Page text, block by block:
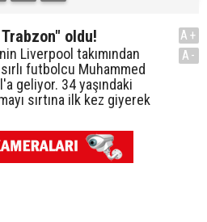
oldu!
Liverpool takımından
futbolcu Muhammed
geliyor. 34 yaşındaki
sırtına ilk kez giyerek
A+
A-